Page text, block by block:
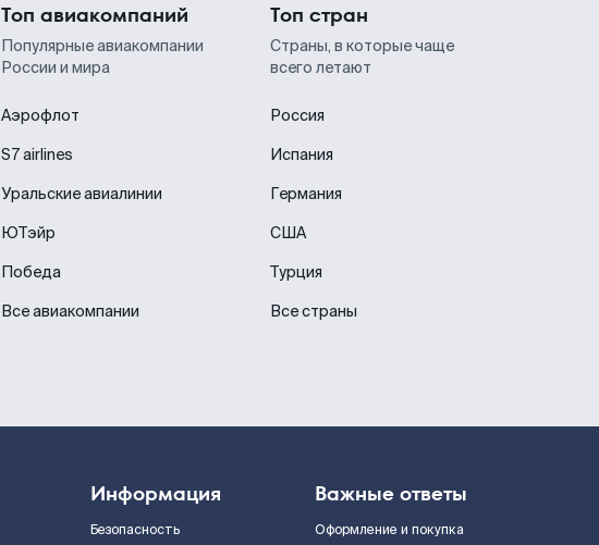
Топ авиакомпаний
Популярные авиакомпании
России и мира
Аэрофлот
S7 airlines
Уральские авиалинии
ЮТэйр
Победа
Все авиакомпании
Топ стран
Страны, в которые чаще
всего летают
Россия
Испания
Германия
США
Турция
Все страны
Информация
Безопасность
Важные ответы
Оформление и покупка